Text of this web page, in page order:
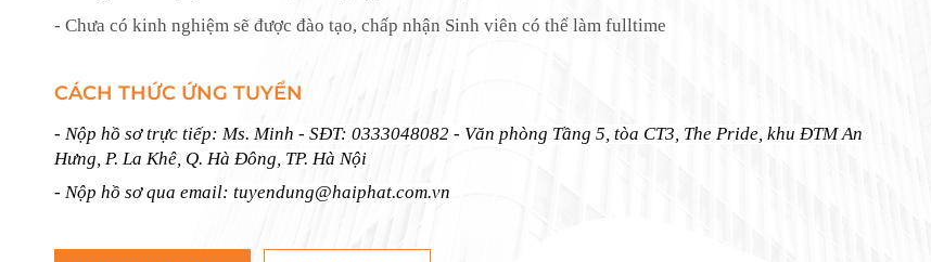
- Chưa có kinh nghiệm sẽ được đào tạo, chấp nhận Sinh viên có thể làm fulltime
CÁCH THỨC ỨNG TUYỂN
- Nộp hồ sơ trực tiếp: Ms. Minh - SĐT: 0333048082 - Văn phòng Tầng 5, tòa CT3, The Pride, khu ĐTM An
Hưng, P. La Khê, Q. Hà Đông, TP. Hà Nội
- Nộp hồ sơ qua email: tuyendung@haiphat.com.vn